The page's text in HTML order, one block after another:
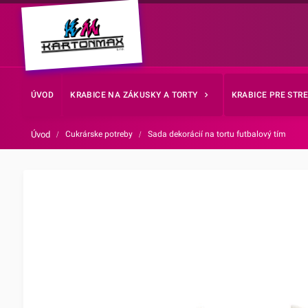
ÚVOD KRABICE NA ZÁKUSKY A TORTY KRABICE PRE
Úvod / Cukrárske potreby / Sada dekorácií na tortu futbalový tím